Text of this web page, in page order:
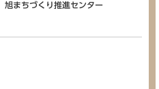
旭まちづくり推進センター